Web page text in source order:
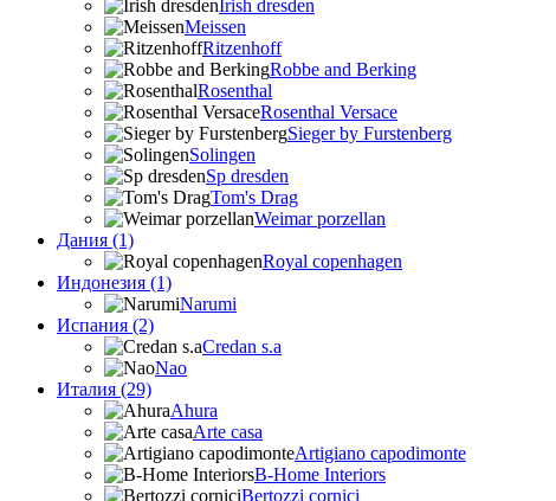
Irish dresden
Meissen
Ritzenhoff
Robbe and Berking
Rosenthal
Rosenthal Versace
Sieger by Furstenberg
Solingen
Sp dresden
Tom's Drag
Weimar porzellan
Дания (1)
Royal copenhagen
Индонезия (1)
Narumi
Испания (2)
Credan s.a
Nao
Италия (29)
Ahura
Arte casa
Artigiano capodimonte
B-Home Interiors
Bertozzi cornici